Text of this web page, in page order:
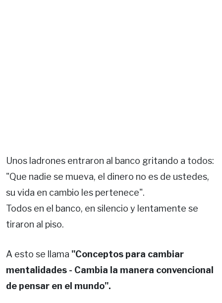
Unos ladrones entraron al banco gritando a todos:
"Que nadie se mueva, el dinero no es de ustedes,
su vida en cambio les pertenece".
Todos en el banco, en silencio y lentamente se
tiraron al piso.
A esto se llama "Conceptos para cambiar
mentalidades - Cambia la manera convencional
de pensar en el mundo".